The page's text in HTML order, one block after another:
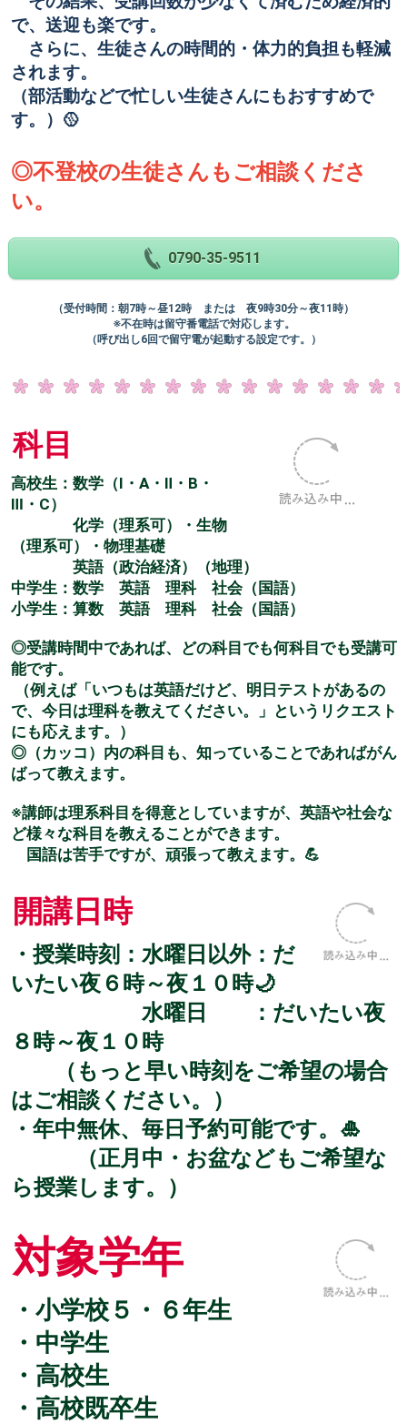
で、送迎も楽です。
さらに、生徒さんの時間的・体力的負担も軽減
されます。
（部活動などで忙しい生徒さんにもおすすめで
す。）🥎
◎不登校の生徒さんもご相談くださ
い。
0790-35-9511
（受付時間：朝7時～昼12時 または 夜9時30分～夜11時）
※不在時は留守番電話で対応します。
（呼び出し6回で留守電が起動する設定です。）
科目
高校生：数学（Ⅰ・A・Ⅱ・B・
Ⅲ・C）
化学（理系可）・生物
（理系可）・物理基礎
英語（政治経済）（地理）
中学生：数学 英語 理科 社会（国語）
小学生：算数 英語 理科 社会（国語）
◎受講時間中であれば、どの科目でも何科目でも受講可
能です。
（例えば「いつもは英語だけど、明日テストがあるの
で、今日は理科を教えてください。」というリクエスト
にも応えます。）
◎（カッコ）内の科目も、知っていることであればがん
ばって教えます。
※講師は理系科目を得意としていますが、英語や社会な
ど様々な科目を教えることができます。
国語は苦手ですが、頑張って教えます。💪
開講日時
・授業時刻：水曜日以外：だ
いたい夜６時～夜１０時🌙
水曜日 ：だいたい夜
８時～夜１０時
（もっと早い時刻をご希望の場合
はご相談ください。）
・年中無休、毎日予約可能です。🎍
（正月中・お盆などもご希望な
ら授業します。）
対象学年
・小学校５・６年生
・中学生
・高校生
・高校既卒生